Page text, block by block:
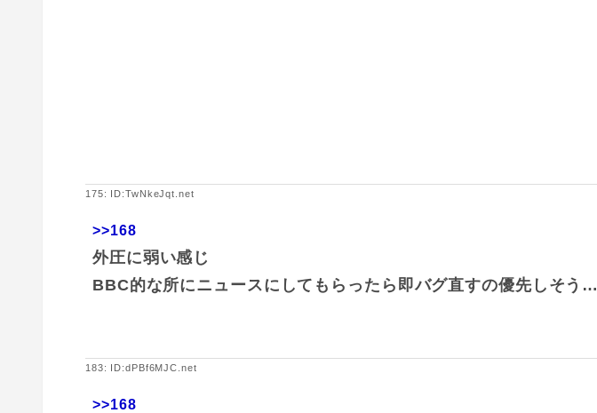
175: ID:TwNkeJqt.net
>>168
外圧に弱い感じ
BBC的な所にニュースにしてもらったら即バグ直すの優先しそう…
183: ID:dPBf6MJC.net
>>168